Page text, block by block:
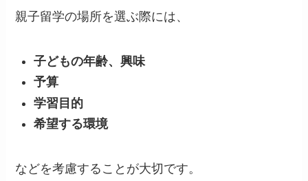
親子留学の場所を選ぶ際には、
子どもの年齢、興味
予算
学習目的
希望する環境
などを考慮することが大切です。